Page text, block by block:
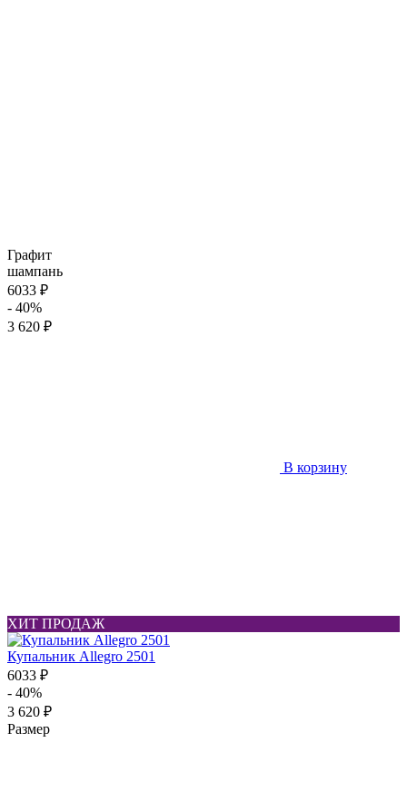
Графит
шампань
6033 ₽
- 40%
3 620 ₽
В корзину
ХИТ ПРОДАЖ
Купальник Allegro 2501
6033 ₽
- 40%
3 620 ₽
Размер